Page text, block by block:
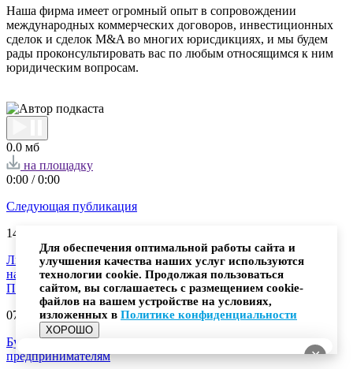
Наша фирма имеет огромный опыт в сопровождении
международных коммерческих договоров, инвестиционных
сделок и сделок M&A во многих юрисдикциях, и мы будем
рады проконсультировать вас по любым относящимся к ним
юридическим вопросам.
0.0 мб
на площадку
0:00 /0:00
Следующая публикация
14.02.
Личные фонды: новый тренд в структурировании и
наследовании активов
Предыдущая публикация
07.02.
2024
Бум IPO? Может ли выход на биржу помочь
предпринимателям
Для обеспечения оптимальной работы сайта и
улучшения качества наших услуг используются
технологии cookie. Продолжая пользоваться
сайтом, вы соглашаетесь с размещением cookie-
файлов на вашем устройстве на условиях,
изложенных в Политике конфиденциальности
ХОРОШО
✕